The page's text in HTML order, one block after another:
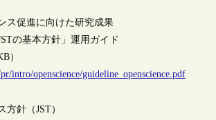
ス促進に向けた研究成果
の基本方針」運用ガイド
）
intro/openscience/guideline_openscience.pdf
方針（JST）